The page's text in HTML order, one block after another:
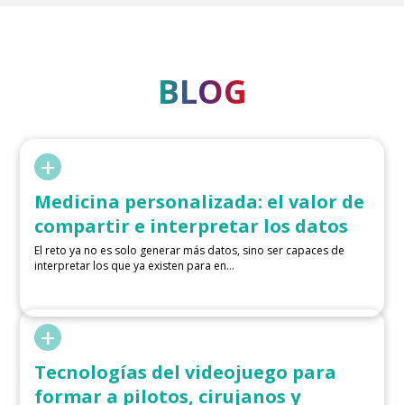
BLOG
+
Medicina personalizada: el valor de
compartir e interpretar los datos
El reto ya no es solo generar más datos, sino ser capaces de
interpretar los que ya existen para en...
+
Tecnologías del videojuego para
formar a pilotos, cirujanos y